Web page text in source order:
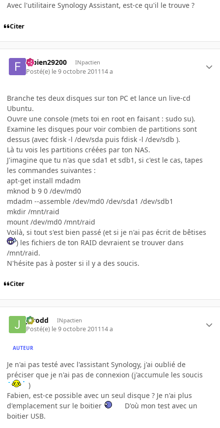
Avec l'utilitaire Synology Assistant, est-ce qu'il le trouve ?
Citer
fabien29200 INpactien
Posté(e) le 9 octobre 201114 a
Branche tes deux disques sur ton PC et lance un live-cd
Ubuntu.
Ouvre une console (mets toi en root en faisant : sudo su).
Examine les disques pour voir combien de partitions sont
dessus (avec fdisk -l /dev/sda puis fdisk -l /dev/sdb ).
Là tu vois les partitions créées par ton NAS.
J'imagine que tu n'as que sda1 et sdb1, si c'est le cas, tapes
les commandes suivantes :
apt-get install mdadm
mknod b 9 0 /dev/md0
mdadm --assemble /dev/md0 /dev/sda1 /dev/sdb1
mkdir /mnt/raid
mount /dev/md0 /mnt/raid
Voilà, si tout s'est bien passé (et si je n'ai pas écrit de bêtises
) les fichiers de ton RAID devraient se trouver dans
/mnt/raid.
N'hésite pas à poster si il y a des soucis.
Citer
Jarodd INpactien
Posté(e) le 9 octobre 201114 a
AUTEUR
Je n'ai pas testé avec l'assistant Synology, j'ai oublié de
préciser que je n'ai pas de connexion (j'accumule les soucis
)
Fabien, est-ce possible avec un seul disque ? Je n'ai plus
d'emplacement sur le boitier
D'où mon test avec un
boitier USB.